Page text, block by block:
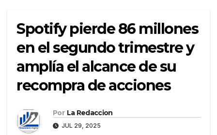
Spotify pierde 86 millones
en el segundo trimestre y
amplía el alcance de su
recompra de acciones
Por La Redaccion
JUL 29, 2025